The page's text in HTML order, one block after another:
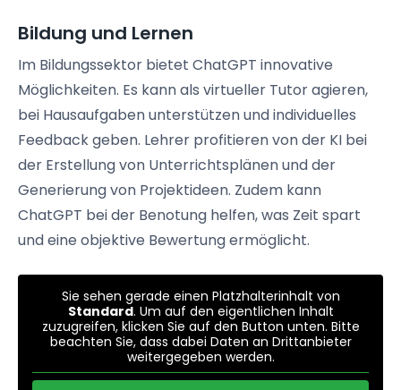
Bildung und Lernen
Im Bildungssektor bietet ChatGPT innovative
Möglichkeiten. Es kann als virtueller Tutor agieren,
bei Hausaufgaben unterstützen und individuelles
Feedback geben. Lehrer profitieren von der KI bei
der Erstellung von Unterrichtsplänen und der
Generierung von Projektideen. Zudem kann
ChatGPT bei der Benotung helfen, was Zeit spart
und eine objektive Bewertung ermöglicht.
Sie sehen gerade einen Platzhalterinhalt von
Standard. Um auf den eigentlichen Inhalt
zuzugreifen, klicken Sie auf den Button unten. Bitte
beachten Sie, dass dabei Daten an Drittanbieter
weitergegeben werden.